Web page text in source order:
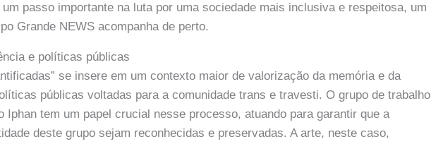
passo importante na luta por uma sociedade mais inclusiva e respeitosa, um
Grande NEWS acompanha de perto.
e políticas públicas
se insere em um contexto maior de valorização da memória e da
públicas voltadas para a comunidade trans e travesti. O grupo de trabalho
Iphan tem um papel crucial nesse processo, atuando para garantir que a
deste grupo sejam reconhecidas e preservadas. A arte, neste caso,